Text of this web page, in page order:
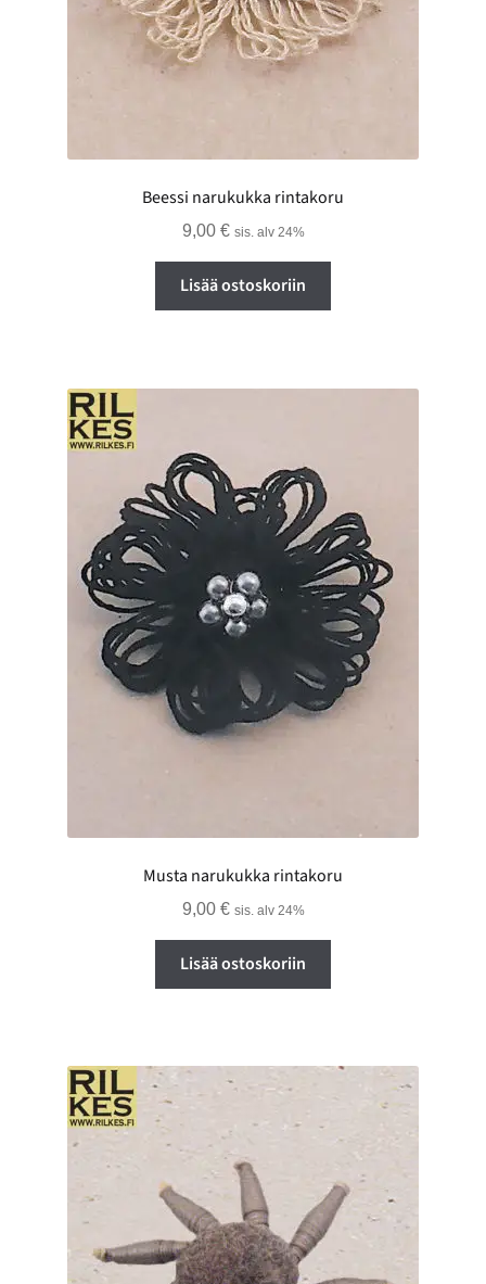
Beessi narukukka rintakoru
9,00 € sis. alv 24%
Lisää ostoskoriin
Musta narukukka rintakoru
9,00 € sis. alv 24%
Lisää ostoskoriin